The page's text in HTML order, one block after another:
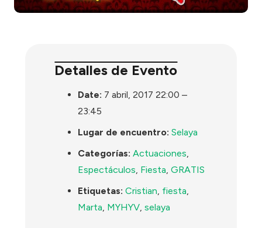
Detalles de Evento
Date: 7 abril, 2017 22:00 –
23:45
Lugar de encuentro: Selaya
Categorías: Actuaciones,
Espectáculos, Fiesta,GRATIS
Etiquetas: Cristian, fiesta,
Marta, MYHYV,selaya